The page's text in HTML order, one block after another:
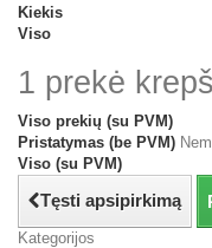
Kiekis
Viso
1 prekė
Viso prekių (su PVM)
Pristatymas (be PVM)
Viso (su PVM)
Tęsti apsipirkimą
Kategorijos